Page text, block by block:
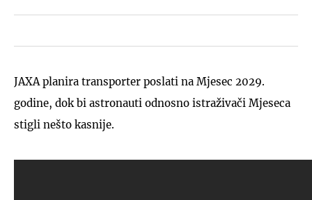
JAXA planira transporter poslati na Mjesec 2029.
godine, dok bi astronauti odnosno istraživači Mjeseca
stigli nešto kasnije.